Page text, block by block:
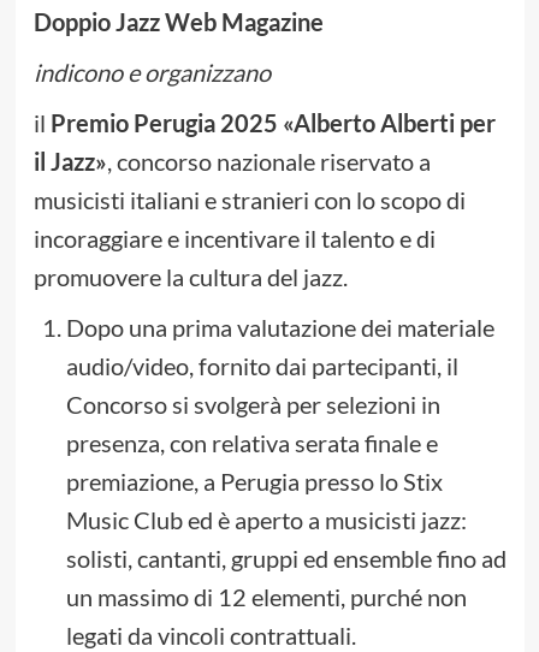
Doppio Jazz Web Magazine
indicono e organizzano
il Premio Perugia 2025 «Alberto Alberti per
il Jazz», concorso nazionale riservato a
musicisti italiani e stranieri con lo scopo di
incoraggiare e incentivare il talento e di
promuovere la cultura del jazz.
Dopo una prima valutazione dei materiale
audio/video, fornito dai partecipanti, il
Concorso si svolgerà per selezioni in
presenza, con relativa serata finale e
premiazione, a Perugia presso lo Stix
Music Club ed è aperto a musicisti jazz:
solisti, cantanti, gruppi ed ensemble fino ad
un massimo di 12 elementi, purché non
legati da vincoli contrattuali.